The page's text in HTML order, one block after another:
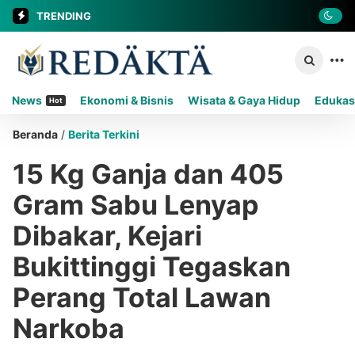
TRENDING
News Hot Ekonomi & Bisnis Wisata & Gaya Hidup
Beranda / Berita Terkini
15 Kg Ganja dan 405
Gram Sabu Lenyap
Dibakar, Kejari
Bukittinggi Tegaskan
Perang Total Lawan
Narkoba